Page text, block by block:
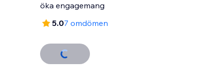
öka engagemang
5.07 omdömen